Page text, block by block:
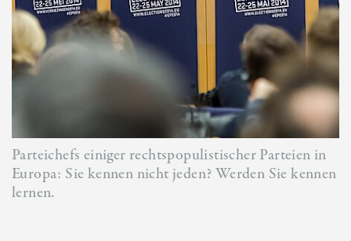
Parteichefs einiger rechtspopulistischer Parteien in
Europa: Sie kennen nicht jeden? Werden Sie kennen
lernen.